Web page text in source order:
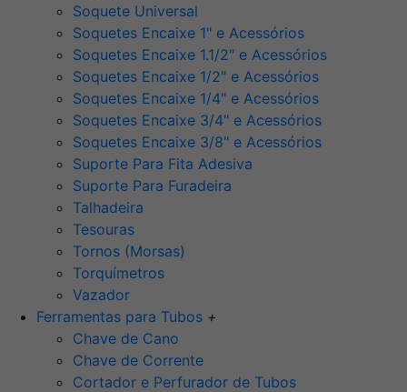
Soquete Universal
Soquetes Encaixe 1" e Acessórios
Soquetes Encaixe 1.1/2" e Acessórios
Soquetes Encaixe 1/2" e Acessórios
Soquetes Encaixe 1/4" e Acessórios
Soquetes Encaixe 3/4" e Acessórios
Soquetes Encaixe 3/8" e Acessórios
Suporte Para Fita Adesiva
Suporte Para Furadeira
Talhadeira
Tesouras
Tornos (Morsas)
Torquímetros
Vazador
Ferramentas para Tubos +
Chave de Cano
Chave de Corrente
Cortador e Perfurador de Tubos